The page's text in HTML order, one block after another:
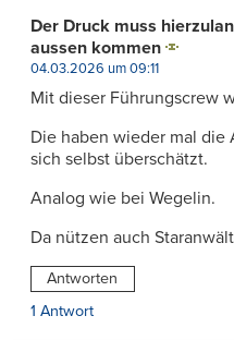
Der Druck muss
aussen kommen
04.03.2026 um 09:11
Mit dieser Führungscrew
Die haben wieder mal die
sich selbst überschätzt.
Analog wie bei Wegelin.
Da nützen auch
Antworten
1 Antwort